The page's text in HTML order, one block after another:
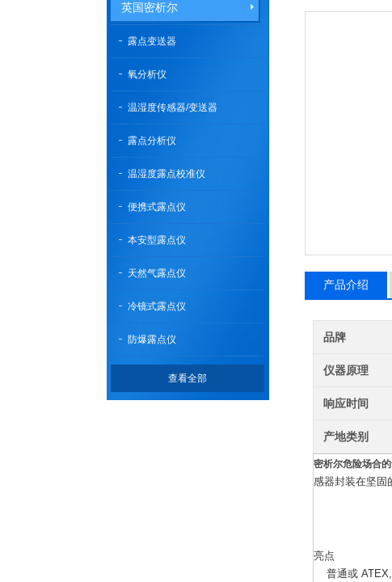
英国密析尔
露点变送器
氧分析仪
温湿度传感器/变送器
露点分析仪
温湿度露点校准仪
便携式露点仪
本安型露点仪
天然气露点仪
冷镜式露点仪
防爆露点仪
查看全部
产品介绍
品牌
仪器原理
响应时间
产地类别
密析尔危险场合
感器封装在坚固
亮点
普通或